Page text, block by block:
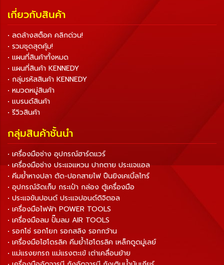
เกี่ยวกับสินค้า
• ลดล้างสต็อค คลิกด่วน!
• รวมชุดสุดคุ้ม!
• แผนที่สินค้าทั้งหมด
• แผนที่สินค้า KENNEDY
• กลุ่มรหัสสินค้า KENNEDY
• หมวดหมู่สินค้า
• แบรนด์สินค้า
• รีวิวสินค้า
กลุ่มสินค้าชั้นนำ
• เครื่องมือช่าง อุปกรณ์ฮาร์ดแวร์
• เครื่องมือช่าง ประแจแหวน ปากตาย ประแจแอล
• คีมย้ำหางปลา ตัด-ปอกสายไฟ ปืนยิงเคเบิ้ลไทร์
• อุปกรณ์จัดเก็บ กระเป๋า กล่อง ตู้เครื่องมือ
• ประแจขันปอนด์ ประแจปอนด์ดิจิตอล
• เครื่องมือไฟฟ้า POWER TOOLS
• เครื่องมือลม ปั๊มลม AIR TOOLS
• รอกโซ่ รอกโยก รอกสลิง รอกกว้าน
• เครื่องมือไฮโดรลิค คีมย้ำไฮโดรลิค เหล็กดูดมู่เลย์
• แม่แรงยกรถ แม่แรงตะเข้ เต่าเคลื่อนย้าย